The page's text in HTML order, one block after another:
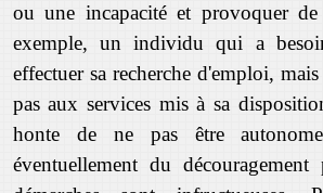
ou une incapacité et provoquer
exemple, un individu qui a
effectuer sa recherche d'emploi,
pas aux services mis à sa
honte de ne pas être
éventuellement du découragement